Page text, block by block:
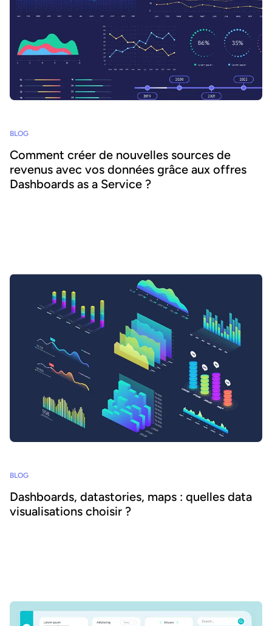
BLOG
Comment créer de nouvelles sources de
revenus avec vos données grâce aux offres
Dashboards as a Service ?
BLOG
Dashboards, datastories, maps : quelles data
visualisations choisir ?